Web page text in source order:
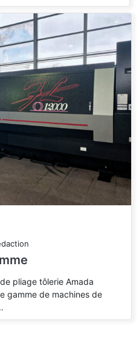
pliage tôlerie Amada
gamme de machines de